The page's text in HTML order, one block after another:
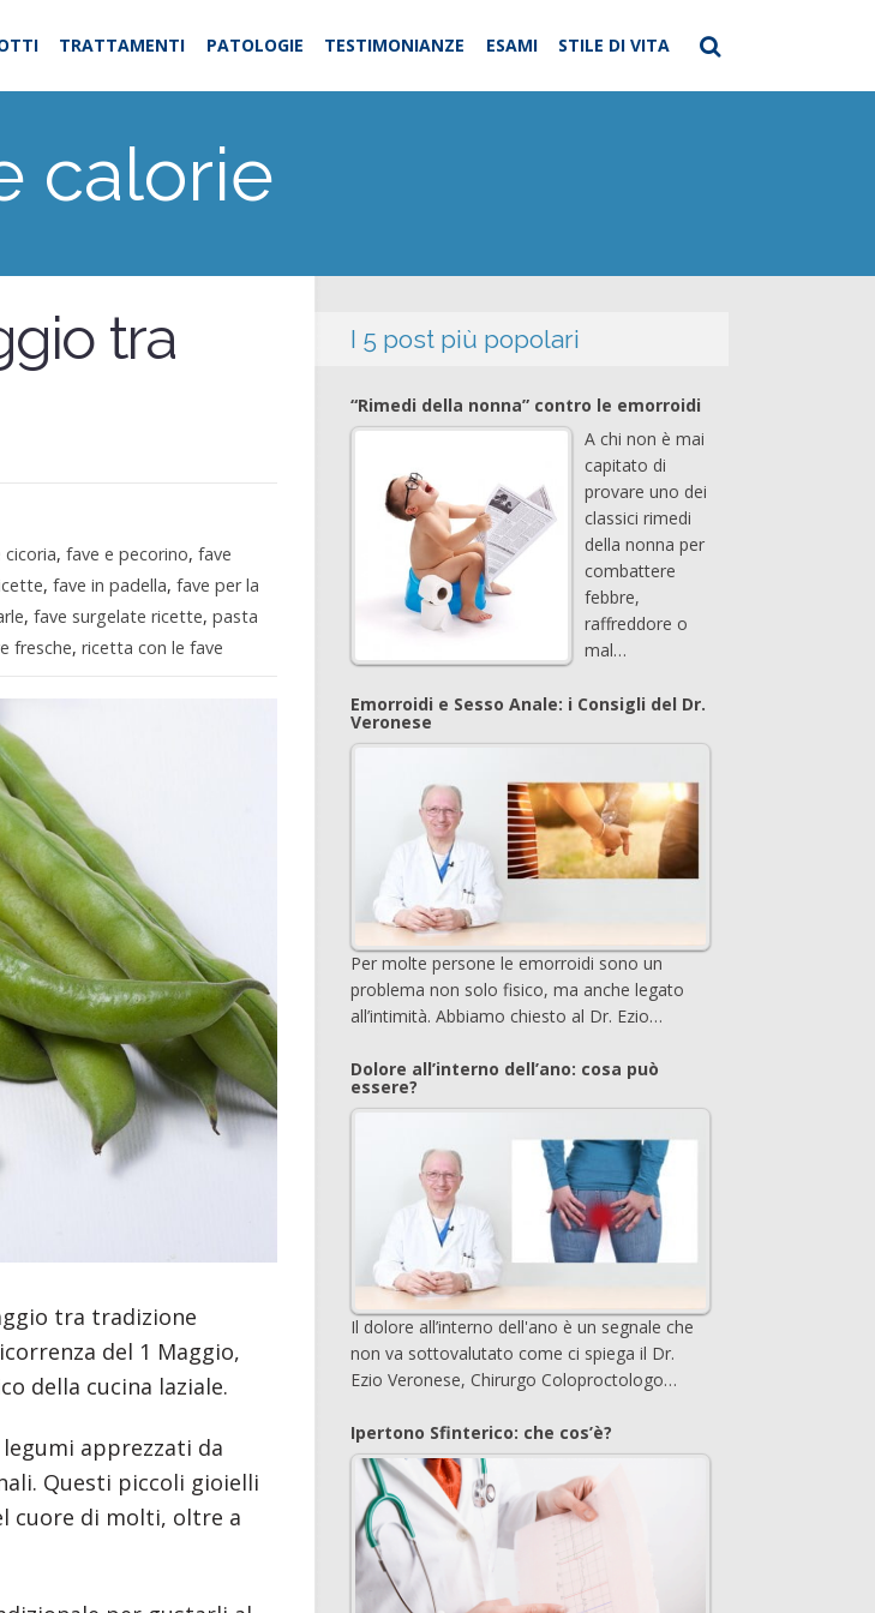
TRATTAMENTI PATOLOGIE TESTIMONIANZE ESAMI STILE DI VITA
calorie
tra
cicoria,fave e pecorino,fave
, fave in padella, fave per la
, fave surgelate ricette, pasta
fresche, ricetta con le fave
tra tradizione
del 1 Maggio,
della cucina laziale.
legumi apprezzati da
Questi piccoli gioielli
cuore di molti, oltre a
I 5 post più popolari
“Rimedi della nonna” contro le emorroidi
A chi non è mai
capitato di
provare uno dei
classici rimedi
della nonna per
combattere
febbre,
raffreddore o
mal…
Emorroidi e Sesso Anale: i Consigli del Dr.
Veronese
Per molte persone le emorroidi sono un
problema non solo fisico, ma anche legato
all’intimità. Abbiamo chiesto al Dr. Ezio…
Dolore all’interno dell’ano: cosa può
essere?
Il dolore all’interno dell'ano è un segnale che
non va sottovalutato come ci spiega il Dr.
Ezio Veronese, Chirurgo Coloproctologo…
Ipertono Sfinterico: che cos’è?